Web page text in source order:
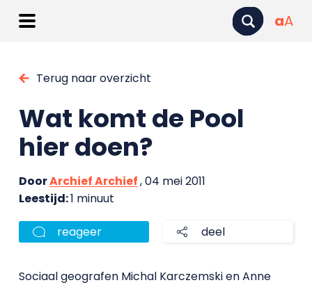
aA
Terug naar overzicht
Wat komt de Pool
hier doen?
DoorArchief Archief, 04 mei 2011
Leestijd:1 minuut
reageer deel
Sociaal geografen Michal Karczemski en Anne